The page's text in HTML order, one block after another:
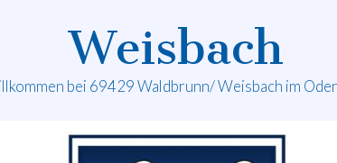
Weisbach
bei 69429 Waldbrunn/ Weisbach im